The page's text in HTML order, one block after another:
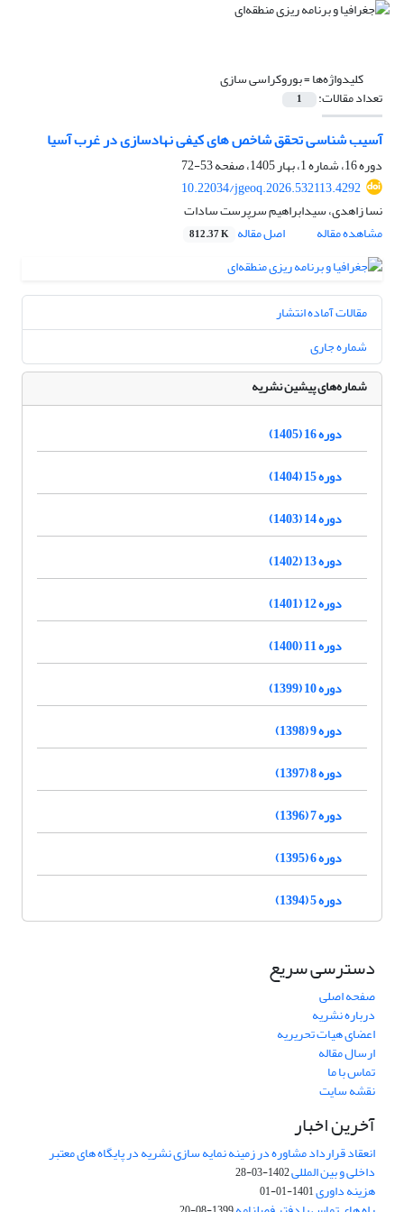
کلیدواژه‌ها =بوروکراسی سازی
تعداد مقالات: 1
آسیب شناسی تحقق شاخص های کیفی نهادسازی در غرب آسیا
دوره 16، شماره 1، بهار 1405، صفحه
53-72
10.22034/jgeoq.2026.532113.4292
نسا زاهدی، سیدابراهیم سرپرست سادات
مشاهده مقاله
اصل مقاله 812.37 K
مقالات آماده انتشار
شماره جاری
شماره‌های پیشین نشریه
دوره 16 (1405)
دوره 15 (1404)
دوره 14 (1403)
دوره 13 (1402)
دوره 12 (1401)
دوره 11 (1400)
دوره 10 (1399)
دوره 9 (1398)
دوره 8 (1397)
دوره 7 (1396)
دوره 6 (1395)
دوره 5 (1394)
دسترسی سریع
صفحه اصلی
درباره نشریه
اعضای هیات تحریریه
ارسال مقاله
تماس با ما
نقشه سایت
آخرین اخبار
انعقاد قرارداد مشاوره در زمینه نمایه سازی نشریه در پایگاه های معتبر
داخلی و بین المللی1402-03-28
هزینه داوری1401-01-01